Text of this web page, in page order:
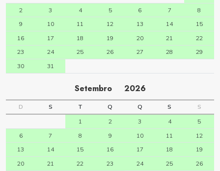
2
3 4 5 6 7
8
9
10 11 12 13 14
15
16
17 18 19 20 21
22
23
24 25 26 27 28
29
30
31
Setembro 2026
D S T Q Q S
S
1
2 3 4
5
6
7 8 9 10 11
12
13
14 15 16 17 18
19
20
21 22 23 24 25
26